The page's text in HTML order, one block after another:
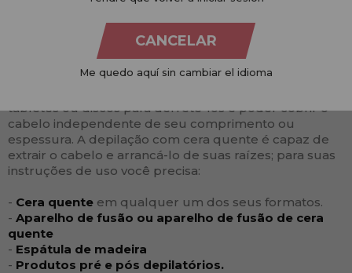
suas diferentes utilizações.
Cera quente
tabletes ou discos para derretê-los e poder cobrir o
cabelo independente de seu comprimento ou
espessura. A depilação com cera quente é capaz de
extrair o cabelo e arrancá-lo de suas raízes; para suas
instruções de uso você precisa:
- Cera quente em qualquer um dos seus formatos.
- Aparelho de fusão ou aparelho de fusão de cera
quente
- Espátula de madeira
- Produtos pré e pós depilatórios.
CANCELAR
Me quedo aquí sin cambiar el idioma